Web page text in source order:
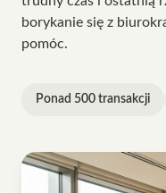
borykanie się z
pomóc.
Ponad 500 transakcji